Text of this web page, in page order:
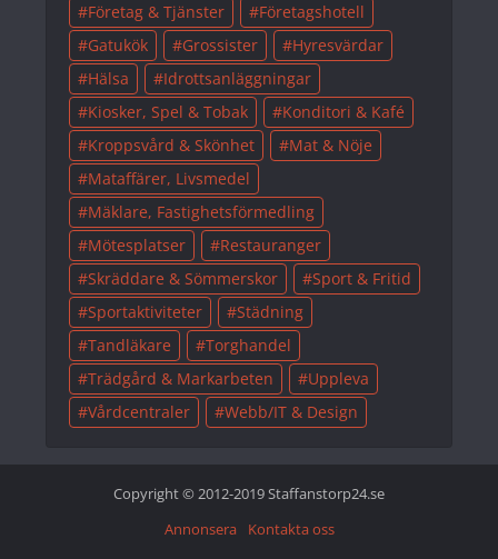
Företag & Tjänster
Företagshotell
Gatukök
Grossister
Hyresvärdar
Hälsa
Idrottsanläggningar
Kiosker, Spel & Tobak
Konditori & Kafé
Kroppsvård & Skönhet
Mat & Nöje
Mataffärer, Livsmedel
Mäklare, Fastighetsförmedling
Mötesplatser
Restauranger
Skräddare & Sömmerskor
Sport & Fritid
Sportaktiviteter
Städning
Tandläkare
Torghandel
Trädgård & Markarbeten
Uppleva
Vårdcentraler
Webb/IT & Design
Copyright © 2012-2019 Staffanstorp24.se
Annonsera
Kontakta oss